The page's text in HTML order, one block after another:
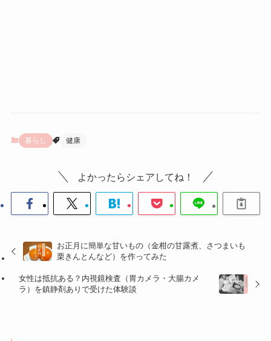
暮らし 健康
よかったらシェアしてね！
お正月に簡単な甘いもの（金柑の甘露煮、さつまいも
栗きんとんなど）を作ってみた
女性は抵抗ある？内視鏡検査（胃カメラ・大腸カメ
ラ）を鎮静剤ありで受けた体験談